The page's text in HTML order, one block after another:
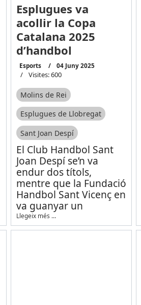
Esplugues va
acollir la Copa
Catalana 2025
d’handbol
Esports 04 Juny 2025
Visites: 600
Molins de Rei
Esplugues de Llobregat
Sant Joan Despí
El Club Handbol Sant
Joan Despí se’n va
endur dos títols,
mentre que la Fundació
Handbol Sant Vicenç en
va guanyar un
Llegeix més …